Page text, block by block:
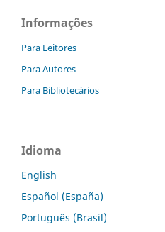
Informações
Para Leitores
Para Autores
Para Bibliotecários
Idioma
English
Español (España)
Português (Brasil)